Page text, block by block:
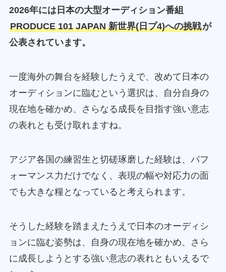
2026年には日本の大型オーディション番組
PRODUCE 101 JAPAN 新世界(日プ4)への挑戦が
公表されています。
一度海外の舞台を経験したうえで、改めて日本の
オーディションに臨むという選択は、自分自身の
現在地を確かめ、さらなる成長を目指す強い意志
の表れとも受け取れますね。
アジア各国の練習生と切磋琢磨した経験は、パフ
ォーマンス力だけでなく、表現の幅や対応力の面
でも大きな糧となっていると考えられます。
そうした経験を踏まえたうえで日本のオーディシ
ョンに臨む姿勢は、自身の現在地を確かめ、さら
に成長しようとする強い意志の表れともいえるで